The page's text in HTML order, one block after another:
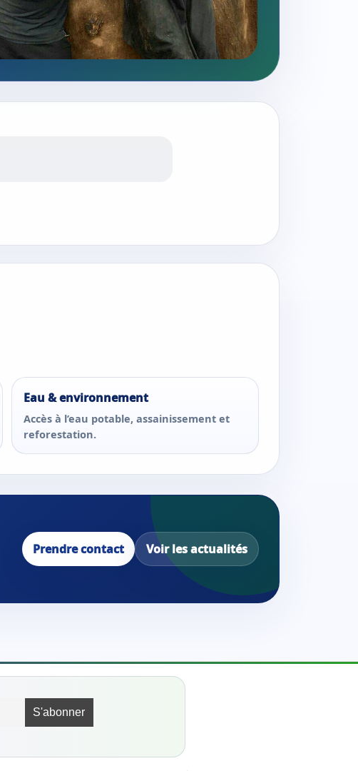
Eau & environnement
Accès à l’eau potable, assainissement et
reforestation.
Prendre contact Voir les actualités